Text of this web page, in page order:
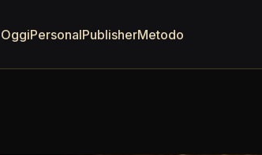
OggiPersonalPublisherMetodo